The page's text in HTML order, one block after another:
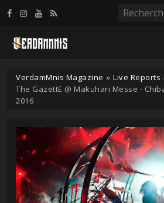
VerdamMnis Magazine » Live Reports
The GazettE @ Makuhari Messe -
2016
Panneau de gestion des cookies